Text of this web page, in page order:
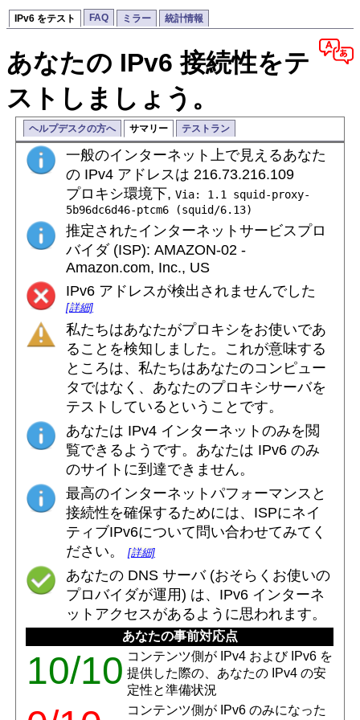
IPv6 をテスト FAQ ミラー 統計情報
あなたの IPv6 接続性をテ
ストしましょう。
ヘルプデスクの方へ サマリー テストラン
一般のインターネット上で見えるあなた
の IPv4 アドレスは 216.73.216.109
プロキシ環境下, Via: 1.1 squid-proxy-
5b96dc6d46-ptcm6 (squid/6.13)
推定されたインターネットサービスプロ
バイダ (ISP): AMAZON-02 -
Amazon.com, Inc., US
IPv6 アドレスが検出されませんでした
[詳細]
私たちはあなたがプロキシをお使いであ
ることを検知しました。これが意味する
ところは、私たちはあなたのコンピュー
タではなく、あなたのプロキシサーバを
テストしているということです。
あなたは IPv4 インターネットのみを閲
覧できるようです。あなたは IPv6 のみ
のサイトに到達できません。
最高のインターネットパフォーマンスと
接続性を確保するためには、ISPにネイ
ティブIPv6について問い合わせてみてく
ださい。
[詳細]
あなたの DNS サーバ (おそらくお使いの
プロバイダが運用) は、IPv6 インターネ
ットアクセスがあるように思われます。
あなたの事前対応点
10/10 コンテンツ側が IPv4 および IPv6 を
提供した際の、あなたの IPv4 の安
定性と準備状況
コンテンツ側が IPv6 のみになった